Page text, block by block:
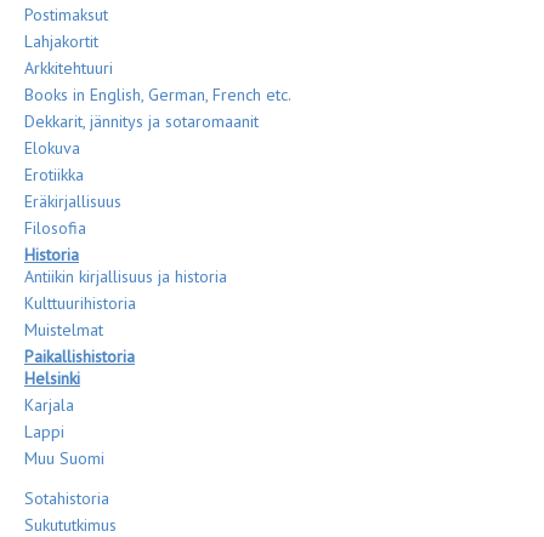
Postimaksut
Lahjakortit
Arkkitehtuuri
Books in English, German, French etc.
Dekkarit, jännitys ja sotaromaanit
Elokuva
Erotiikka
Eräkirjallisuus
Filosofia
Historia
Antiikin kirjallisuus ja historia
Kulttuurihistoria
Muistelmat
Paikallishistoria
Helsinki
Karjala
Lappi
Muu Suomi
Sotahistoria
Sukututkimus